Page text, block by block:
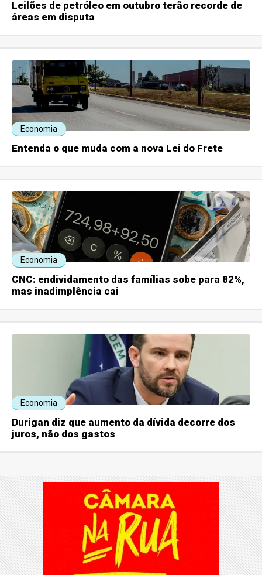
Leilões de petróleo em outubro terão recorde de
áreas em disputa
Economia
Entenda o que muda com a nova Lei do Frete
Economia
CNC: endividamento das famílias sobe para 82%,
mas inadimplência cai
Economia
Durigan diz que aumento da dívida decorre dos
juros, não dos gastos